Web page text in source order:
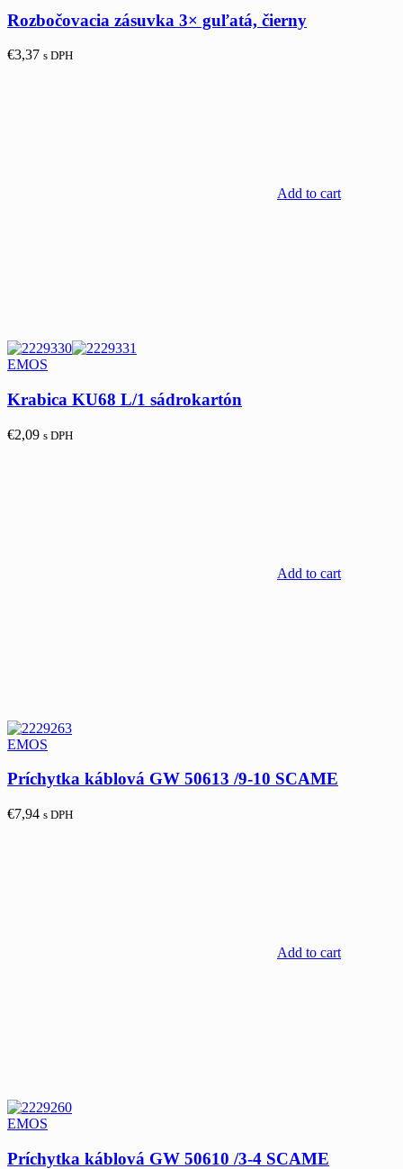
Rozbočovacia zásuvka 3× guľatá, čierny
€3,37 s DPH
Add to cart
EMOS
Krabica KU68 L/1 sádrokartón
€2,09 s DPH
Add to cart
EMOS
Príchytka káblová GW 50613 /9-10 SCAME
€7,94 s DPH
Add to cart
EMOS
Príchytka káblová GW 50610 /3-4 SCAME